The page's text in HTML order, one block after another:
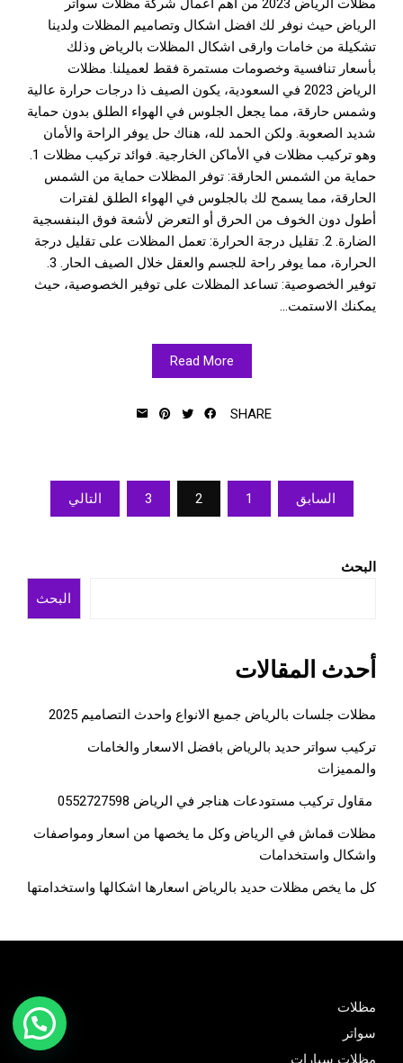
مظلات الرياض 2023 من اهم اعمال شركة مظلات سواتر
الرياض حيث نوفر لك افضل اشكال وتصاميم المظلات ولدينا
تشكيلة من خامات وارقى اشكال المظلات بالرياض وذلك
بأسعار تنافسية وخصومات مستمرة فقط لعميلنا. مظلات
الرياض 2023 في السعودية، يكون الصيف ذا درجات حرارة عالية
وشمس حارقة، مما يجعل الجلوس في الهواء الطلق بدون حماية
شديد الصعوبة. ولكن الحمد لله، هناك حل يوفر الراحة والأمان
وهو تركيب مظلات في الأماكن الخارجية. فوائد تركيب مظلات 1.
حماية من الشمس الحارقة: توفر المظلات حماية من الشمس
الحارقة، مما يسمح لك بالجلوس في الهواء الطلق لفترات
أطول دون الخوف من الحرق أو التعرض لأشعة فوق البنفسجية
الضارة. 2. تقليل درجة الحرارة: تعمل المظلات على تقليل درجة
الحرارة، مما يوفر راحة للجسم والعقل خلال الصيف الحار. 3.
توفير الخصوصية: تساعد المظلات على توفير الخصوصية، حيث
يمكنك الاستمت...
Read More
SHARE
تصفّح
المقالات
السابق 1
2
3 التالي
البحث
البحث
أحدث المقالات
مظلات جلسات بالرياض جميع الانواع واحدث التصاميم 2025
تركيب سواتر حديد بالرياض بافضل الاسعار والخامات
والمميزات
مقاول تركيب مستودعات هناجر في الرياض 0552727598
مظلات قماش في الرياض وكل ما يخصها من اسعار ومواصفات
واشكال واستخدامات
كل ما يخص مظلات حديد بالرياض اسعارها اشكالها واستخدامتها
مظلات
سواتر
مظلات سيارات